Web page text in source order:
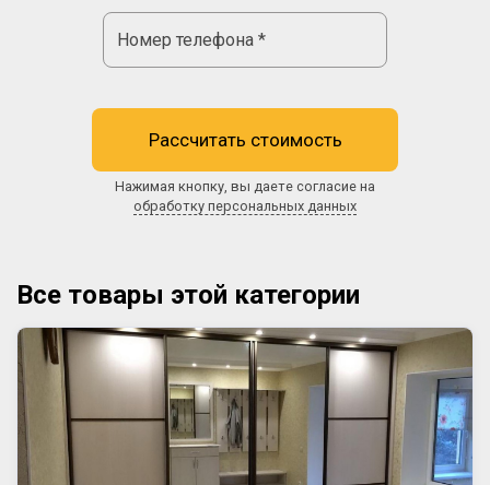
Рассчитать стоимость
Нажимая кнопку, вы даете согласие на
обработку персональных данных
Все товары этой категории